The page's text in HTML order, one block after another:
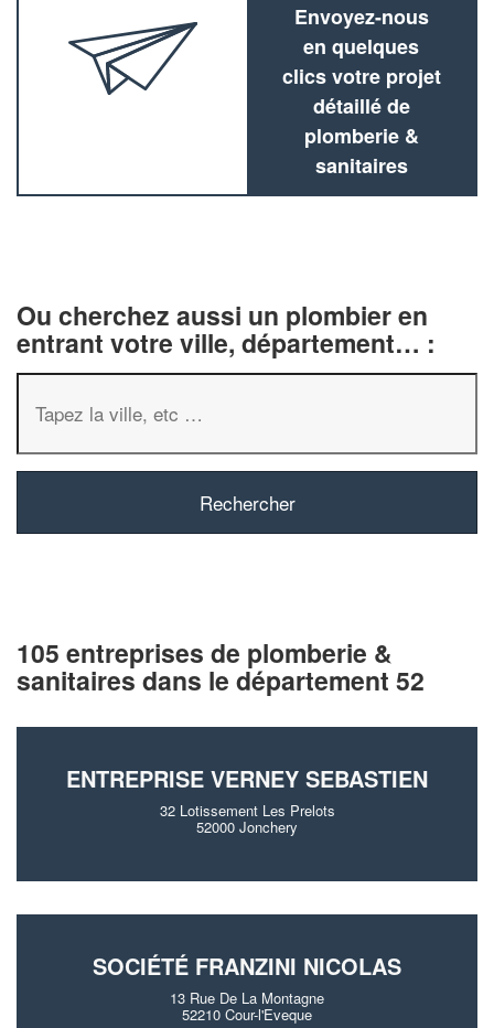
Envoyez-nous
en quelques
clics votre projet
détaillé de
plomberie &
sanitaires
Ou cherchez aussi un plombier en
entrant votre ville, département… :
105 entreprises de plomberie &
sanitaires dans le département 52
ENTREPRISE VERNEY SEBASTIEN
32 Lotissement Les Prelots
52000 Jonchery
SOCIÉTÉ FRANZINI NICOLAS
13 Rue De La Montagne
52210 Cour-l'Eveque